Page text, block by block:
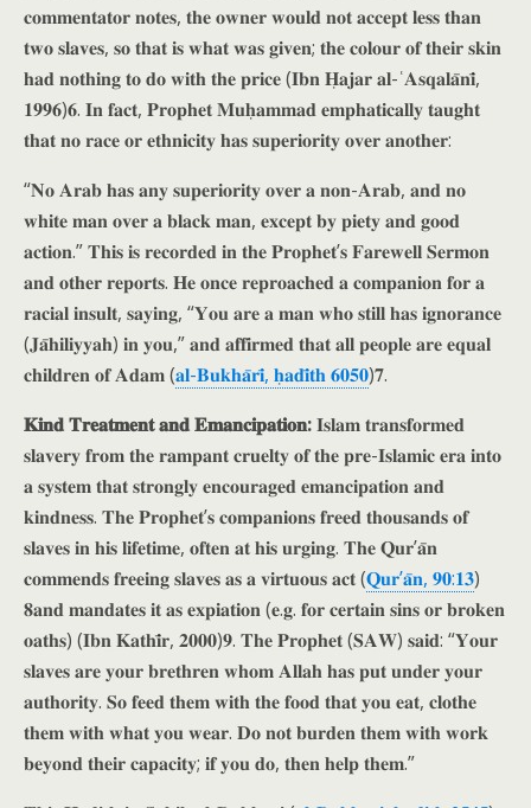
𝐜𝐨𝐦𝐦𝐞𝐧𝐭𝐚𝐭𝐨𝐫 𝐧𝐨𝐭𝐞𝐬, 𝐭𝐡𝐞 𝐨𝐰𝐧𝐞𝐫 𝐰𝐨𝐮𝐥𝐝 𝐧𝐨𝐭 𝐚𝐜𝐜𝐞𝐩𝐭 𝐥𝐞𝐬𝐬 𝐭𝐡𝐚𝐧
𝐭𝐰𝐨 𝐬𝐥𝐚𝐯𝐞𝐬, 𝐬𝐨 𝐭𝐡𝐚𝐭 𝐢𝐬 𝐰𝐡𝐚𝐭 𝐰𝐚𝐬 𝐠𝐢𝐯𝐞𝐧; 𝐭𝐡𝐞 𝐜𝐨𝐥𝐨𝐮𝐫 𝐨𝐟 𝐭𝐡𝐞𝐢𝐫 𝐬𝐤𝐢𝐧
𝐡𝐚𝐝 𝐧𝐨𝐭𝐡𝐢𝐧𝐠 𝐭𝐨 𝐝𝐨 𝐰𝐢𝐭𝐡 𝐭𝐡𝐞 𝐩𝐫𝐢𝐜𝐞 (𝐈𝐛𝐧 𝐇̣𝐚𝐣𝐚𝐫 𝐚𝐥-ʿ𝐀𝐬𝐪𝐚𝐥𝐚̄𝐧𝐢̄,
𝟏𝟗𝟗𝟔)𝟔. 𝐈𝐧 𝐟𝐚𝐜𝐭, 𝐏𝐫𝐨𝐩𝐡𝐞𝐭 𝐌𝐮𝐡̣𝐚𝐦𝐦𝐚𝐝 𝐞𝐦𝐩𝐡𝐚𝐭𝐢𝐜𝐚𝐥𝐥𝐲 𝐭𝐚𝐮𝐠𝐡𝐭
𝐭𝐡𝐚𝐭 𝐧𝐨 𝐫𝐚𝐜𝐞 𝐨𝐫 𝐞𝐭𝐡𝐧𝐢𝐜𝐢𝐭𝐲 𝐡𝐚𝐬 𝐬𝐮𝐩𝐞𝐫𝐢𝐨𝐫𝐢𝐭𝐲 𝐨𝐯𝐞𝐫 𝐚𝐧𝐨𝐭𝐡𝐞𝐫:
“𝐍𝐨 𝐀𝐫𝐚𝐛 𝐡𝐚𝐬 𝐚𝐧𝐲 𝐬𝐮𝐩𝐞𝐫𝐢𝐨𝐫𝐢𝐭𝐲 𝐨𝐯𝐞𝐫 𝐚 𝐧𝐨𝐧-𝐀𝐫𝐚𝐛, 𝐚𝐧𝐝 𝐧𝐨
𝐰𝐡𝐢𝐭𝐞 𝐦𝐚𝐧 𝐨𝐯𝐞𝐫 𝐚 𝐛𝐥𝐚𝐜𝐤 𝐦𝐚𝐧, 𝐞𝐱𝐜𝐞𝐩𝐭 𝐛𝐲 𝐩𝐢𝐞𝐭𝐲 𝐚𝐧𝐝 𝐠𝐨𝐨𝐝
𝐚𝐜𝐭𝐢𝐨𝐧.” 𝐓𝐡𝐢𝐬 𝐢𝐬 𝐫𝐞𝐜𝐨𝐫𝐝𝐞𝐝 𝐢𝐧 𝐭𝐡𝐞 𝐏𝐫𝐨𝐩𝐡𝐞𝐭’𝐬 𝐅𝐚𝐫𝐞𝐰𝐞𝐥𝐥 𝐒𝐞𝐫𝐦𝐨𝐧
𝐚𝐧𝐝 𝐨𝐭𝐡𝐞𝐫 𝐫𝐞𝐩𝐨𝐫𝐭𝐬. 𝐇𝐞 𝐨𝐧𝐜𝐞 𝐫𝐞𝐩𝐫𝐨𝐚𝐜𝐡𝐞𝐝 𝐚 𝐜𝐨𝐦𝐩𝐚𝐧𝐢𝐨𝐧 𝐟𝐨𝐫 𝐚
𝐫𝐚𝐜𝐢𝐚𝐥 𝐢𝐧𝐬𝐮𝐥𝐭, 𝐬𝐚𝐲𝐢𝐧𝐠, “𝐘𝐨𝐮 𝐚𝐫𝐞 𝐚 𝐦𝐚𝐧 𝐰𝐡𝐨 𝐬𝐭𝐢𝐥𝐥 𝐡𝐚𝐬 𝐢𝐠𝐧𝐨𝐫𝐚𝐧𝐜𝐞
(𝐉𝐚̄𝐡𝐢𝐥𝐢𝐲𝐲𝐚𝐡) 𝐢𝐧 𝐲𝐨𝐮,” 𝐚𝐧𝐝 𝐚𝐟𝐟𝐢𝐫𝐦𝐞𝐝 𝐭𝐡𝐚𝐭 𝐚𝐥𝐥 𝐩𝐞𝐨𝐩𝐥𝐞 𝐚𝐫𝐞 𝐞𝐪𝐮𝐚𝐥
𝐜𝐡𝐢𝐥𝐝𝐫𝐞𝐧 𝐨𝐟 𝐀𝐝𝐚𝐦 (𝐚𝐥-𝐁𝐮𝐤𝐡𝐚̄𝐫𝐢̄, 𝐡̣𝐚𝐝𝐢̄𝐭𝐡 𝟔𝟎𝟓𝟎)𝟕.
𝐊𝐢𝐧𝐝 𝐓𝐫𝐞𝐚𝐭𝐦𝐞𝐧𝐭 𝐚𝐧𝐝 𝐄𝐦𝐚𝐧𝐜𝐢𝐩𝐚𝐭𝐢𝐨𝐧:𝐈𝐬𝐥𝐚𝐦 𝐭𝐫𝐚𝐧𝐬𝐟𝐨𝐫𝐦𝐞𝐝
𝐬𝐥𝐚𝐯𝐞𝐫𝐲 𝐟𝐫𝐨𝐦 𝐭𝐡𝐞 𝐫𝐚𝐦𝐩𝐚𝐧𝐭 𝐜𝐫𝐮𝐞𝐥𝐭𝐲 𝐨𝐟 𝐭𝐡𝐞 𝐩𝐫𝐞-𝐈𝐬𝐥𝐚𝐦𝐢𝐜 𝐞𝐫𝐚 𝐢𝐧𝐭𝐨
𝐚 𝐬𝐲𝐬𝐭𝐞𝐦 𝐭𝐡𝐚𝐭 𝐬𝐭𝐫𝐨𝐧𝐠𝐥𝐲 𝐞𝐧𝐜𝐨𝐮𝐫𝐚𝐠𝐞𝐝 𝐞𝐦𝐚𝐧𝐜𝐢𝐩𝐚𝐭𝐢𝐨𝐧 𝐚𝐧𝐝
𝐤𝐢𝐧𝐝𝐧𝐞𝐬𝐬. 𝐓𝐡𝐞 𝐏𝐫𝐨𝐩𝐡𝐞𝐭’𝐬 𝐜𝐨𝐦𝐩𝐚𝐧𝐢𝐨𝐧𝐬 𝐟𝐫𝐞𝐞𝐝 𝐭𝐡𝐨𝐮𝐬𝐚𝐧𝐝𝐬 𝐨𝐟
𝐬𝐥𝐚𝐯𝐞𝐬 𝐢𝐧 𝐡𝐢𝐬 𝐥𝐢𝐟𝐞𝐭𝐢𝐦𝐞, 𝐨𝐟𝐭𝐞𝐧 𝐚𝐭 𝐡𝐢𝐬 𝐮𝐫𝐠𝐢𝐧𝐠. 𝐓𝐡𝐞 𝐐𝐮𝐫’𝐚̄𝐧
𝐜𝐨𝐦𝐦𝐞𝐧𝐝𝐬 𝐟𝐫𝐞𝐞𝐢𝐧𝐠 𝐬𝐥𝐚𝐯𝐞𝐬 𝐚𝐬 𝐚 𝐯𝐢𝐫𝐭𝐮𝐨𝐮𝐬 𝐚𝐜𝐭 (𝐐𝐮𝐫’𝐚̄𝐧, 𝟗𝟎:𝟏𝟑)
𝟖𝐚𝐧𝐝 𝐦𝐚𝐧𝐝𝐚𝐭𝐞𝐬 𝐢𝐭 𝐚𝐬 𝐞𝐱𝐩𝐢𝐚𝐭𝐢𝐨𝐧 (𝐞.𝐠. 𝐟𝐨𝐫 𝐜𝐞𝐫𝐭𝐚𝐢𝐧 𝐬𝐢𝐧𝐬 𝐨𝐫 𝐛𝐫𝐨𝐤𝐞𝐧
𝐨𝐚𝐭𝐡𝐬) (𝐈𝐛𝐧 𝐊𝐚𝐭𝐡𝐢̄𝐫, 𝟐𝟎𝟎𝟎)𝟗. 𝐓𝐡𝐞 𝐏𝐫𝐨𝐩𝐡𝐞𝐭 (𝐒𝐀𝐖) 𝐬𝐚𝐢𝐝: “𝐘𝐨𝐮𝐫
𝐬𝐥𝐚𝐯𝐞𝐬 𝐚𝐫𝐞 𝐲𝐨𝐮𝐫 𝐛𝐫𝐞𝐭𝐡𝐫𝐞𝐧 𝐰𝐡𝐨𝐦 𝐀𝐥𝐥𝐚𝐡 𝐡𝐚𝐬 𝐩𝐮𝐭 𝐮𝐧𝐝𝐞𝐫 𝐲𝐨𝐮𝐫
𝐚𝐮𝐭𝐡𝐨𝐫𝐢𝐭𝐲. 𝐒𝐨 𝐟𝐞𝐞𝐝 𝐭𝐡𝐞𝐦 𝐰𝐢𝐭𝐡 𝐭𝐡𝐞 𝐟𝐨𝐨𝐝 𝐭𝐡𝐚𝐭 𝐲𝐨𝐮 𝐞𝐚𝐭, 𝐜𝐥𝐨𝐭𝐡𝐞
𝐭𝐡𝐞𝐦 𝐰𝐢𝐭𝐡 𝐰𝐡𝐚𝐭 𝐲𝐨𝐮 𝐰𝐞𝐚𝐫. 𝐃𝐨 𝐧𝐨𝐭 𝐛𝐮𝐫𝐝𝐞𝐧 𝐭𝐡𝐞𝐦 𝐰𝐢𝐭𝐡 𝐰𝐨𝐫𝐤
𝐛𝐞𝐲𝐨𝐧𝐝 𝐭𝐡𝐞𝐢𝐫 𝐜𝐚𝐩𝐚𝐜𝐢𝐭𝐲; 𝐢𝐟 𝐲𝐨𝐮 𝐝𝐨, 𝐭𝐡𝐞𝐧 𝐡𝐞𝐥𝐩 𝐭𝐡𝐞𝐦.”